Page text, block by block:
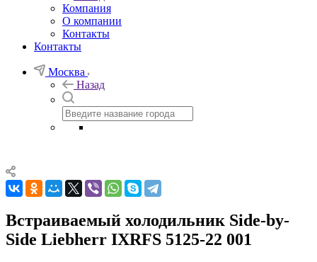
Компания
О компании
Контакты
Контакты
Москва
Назад
Встраиваемый холодильник Side-by-
Side Liebherr IXRFS 5125-22 001